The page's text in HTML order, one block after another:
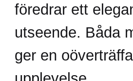
föredrar ett
utseende. Båda
ger en